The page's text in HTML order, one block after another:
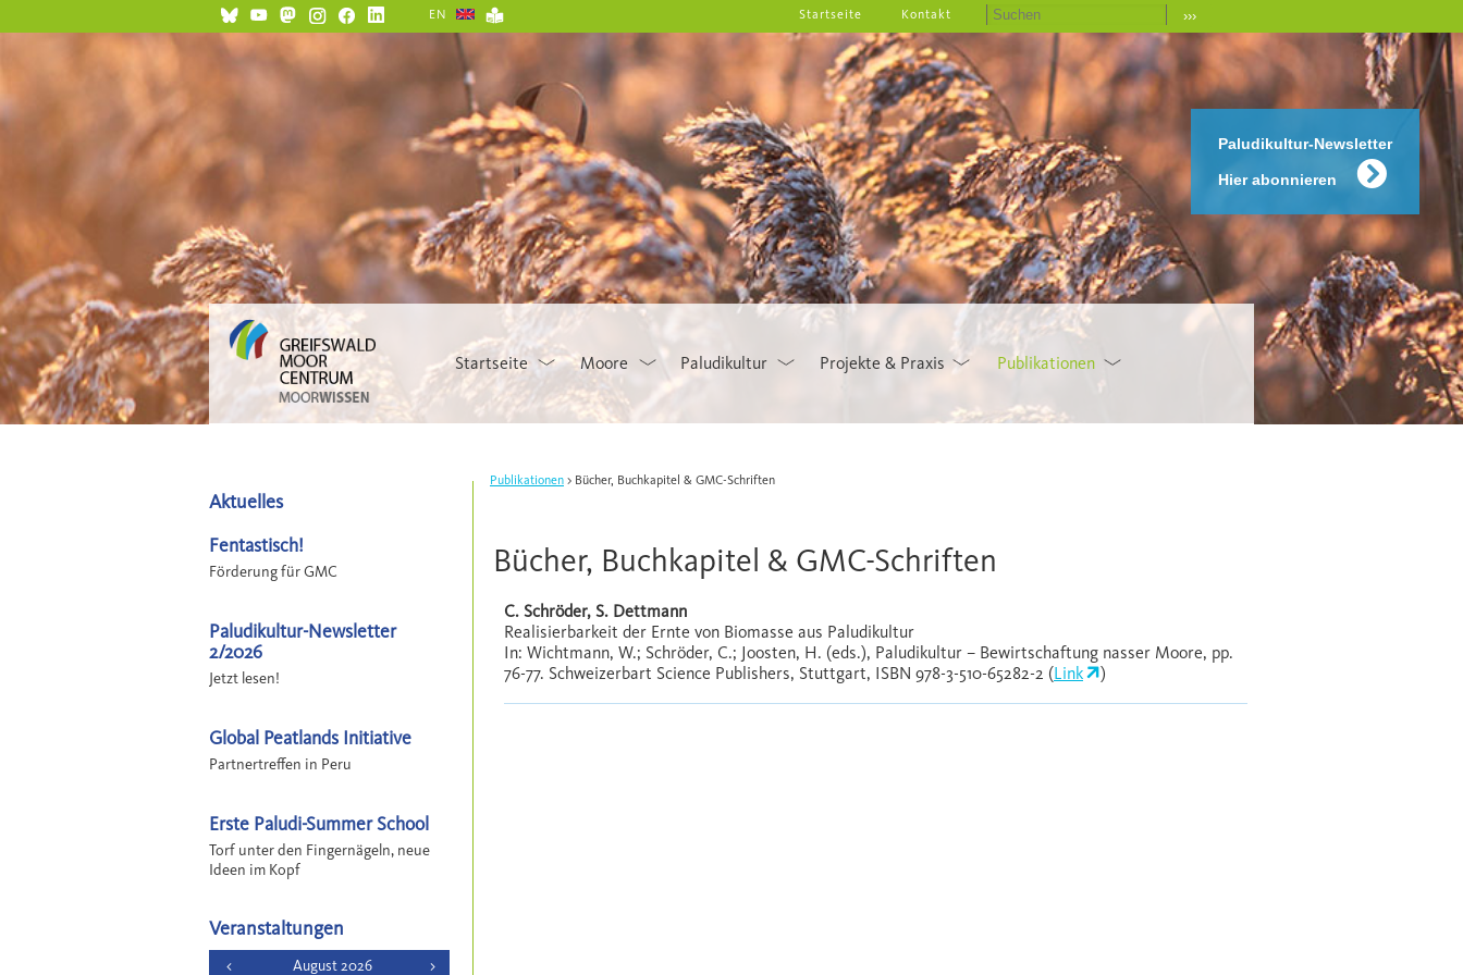
Paludikultur-Newsletter
Hier abonnieren
EN ›››
Startseite Kontakt
Startseite Moore Paludikultur Projekte & Praxis Publikationen
Publikationen Bücher, Buchkapitel & GMC-Schriften
Bücher, Buchkapitel & GMC-Schriften
C. Schröder, S. Dettmann
Realisierbarkeit der Ernte von Biomasse aus Paludikultur
In: Wichtmann, W.; Schröder, C.; Joosten, H. (eds.), Paludikultur – Bewirtschaftung nasser Moore, pp.
76-77. Schweizerbart Science Publishers, Stuttgart, ISBN 978-3-510-65282-2 (Link )
Aktuelles
Fentastisch!
Förderung für GMC
Paludikultur-Newsletter
2/2026
Jetzt lesen!
Global Peatlands Initiative
Partnertreffen in Peru
Erste Paludi-Summer School
Torf unter den Fingernägeln, neue
Ideen im Kopf
Veranstaltungen
< August 2026 >